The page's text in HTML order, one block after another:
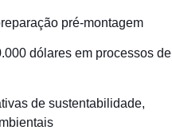
pré-montagem
dólares em processos de
de sustentabilidade,